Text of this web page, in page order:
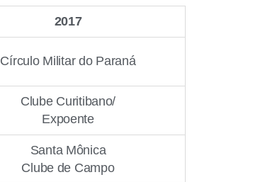
2017
Círculo Militar do Paraná
Clube Curitibano/
Expoente
Santa Mônica
Clube de Campo